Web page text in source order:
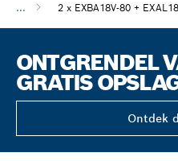
... 2 x EXBA18V-80 +
ONTGRENDEL
GRATIS
Ontdek